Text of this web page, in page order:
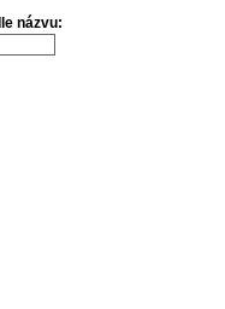
názvu: